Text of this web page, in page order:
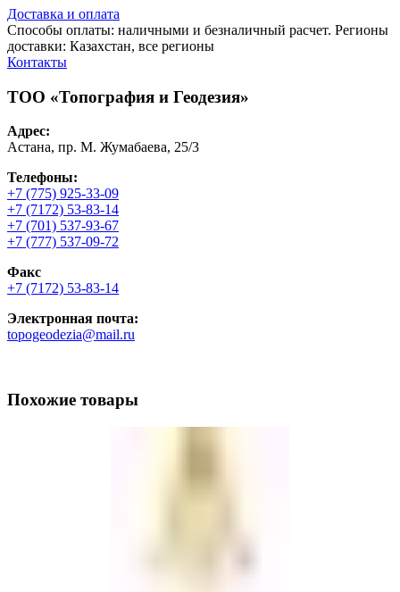
Доставка и оплата
Способы оплаты: наличными и безналичный расчет. Регионы
доставки: Казахстан, все регионы
Контакты
ТОО «Топография и Геодезия»
Адрес:
Астана, пр. М. Жумабаева, 25/3
Телефоны:
+7 (775) 925-33-09
+7 (7172) 53-83-14
+7 (701) 537-93-67
+7 (777) 537-09-72
Факс
+7 (7172) 53-83-14
Электронная почта:
topogeodezia@mail.ru
Похожие товары